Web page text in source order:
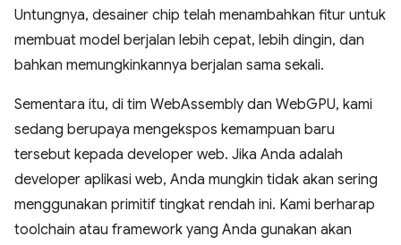
Untungnya, desainer chip telah menambahkan fitur untuk
membuat model berjalan lebih cepat, lebih dingin, dan
bahkan memungkinkannya berjalan sama sekali.
Sementara itu, di tim WebAssembly dan WebGPU, kami
sedang berupaya mengekspos kemampuan baru
tersebut kepada developer web. Jika Anda adalah
developer aplikasi web, Anda mungkin tidak akan sering
menggunakan primitif tingkat rendah ini. Kami berharap
toolchain atau framework yang Anda gunakan akan